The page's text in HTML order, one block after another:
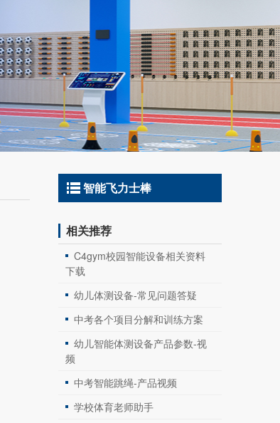
智能飞力士棒
相关推荐
C4gym校园智能设备相关资料
下载
幼儿体测设备-常见问题答疑
中考各个项目分解和训练方案
幼儿智能体测设备产品参数-视
频
中考智能跳绳-产品视频
学校体育老师助手